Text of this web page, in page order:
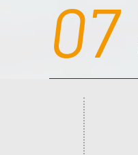
07